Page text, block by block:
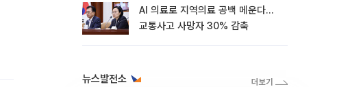
AI 의료로 지역의료 공백 메운다…
교통사고 사망자 30% 감축
뉴스발전소